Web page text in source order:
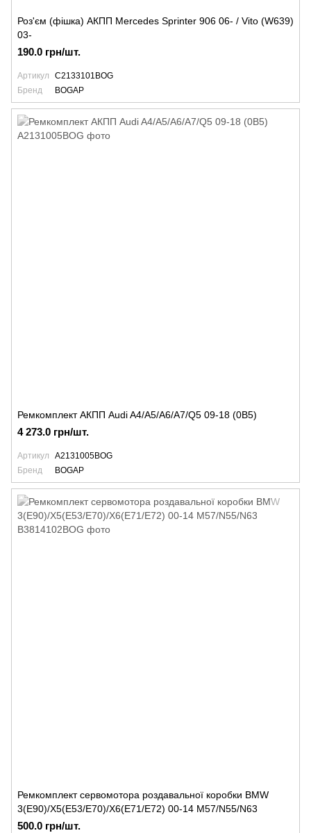
Роз'єм (фішка) АКПП Mercedes Sprinter 906 06- / Vito (W639)
03-
190.0 грн/шт.
Артикул
C2133101BOG
Бренд
BOGAP
Ремкомплект АКПП Audi A4/A5/A6/A7/Q5 09-18 (0B5)
4 273.0 грн/шт.
Артикул
A2131005BOG
Бренд
BOGAP
Ремкомплект сервомотора роздавальної коробки BMW
3(E90)/X5(E53/E70)/X6(E71/E72) 00-14 M57/N55/N63
500.0 грн/шт.